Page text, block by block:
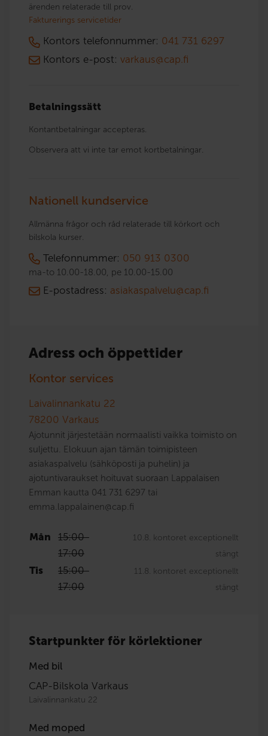
ärenden relaterade till prov.
Fakturerings servicetider
Kontors telefonnummer: 041 731 6297
Kontors e-post: varkaus@cap.fi
Betalningssätt
Kontantbetalningar accepteras.
Observera att vi inte tar emot kortbetalningar.
Nationell kundservice
Allmänna frågor och råd relaterade till körkort och
bilskola kurser.
Telefonnummer: 050 913 0300
ma-to 10.00-18.00, pe 10.00-15.00
E-postadress: asiakaspalvelu@cap.fi
Adress och öppettider
Kontor services
Laivalinnankatu 22
78200 Varkaus
Ajotunnit järjestetään normaalisti vaikka toimisto on
suljettu. Elokuun ajan tämän toimipisteen
asiakaspalvelu (sähköposti ja puhelin) ja
ajotuntivaraukset hoituvat suoraan Lappalaisen
Emman kautta 041 731 6297 tai
emma.lappalainen@cap.fi
Mån 15:00-
17:00
10.8. kontoret exceptionellt
stängt
Tis 15:00-
17:00
11.8. kontoret exceptionellt
stängt
Startpunkter för körlektioner
Med bil
CAP-Bilskola Varkaus
Laivalinnankatu 22
Med moped